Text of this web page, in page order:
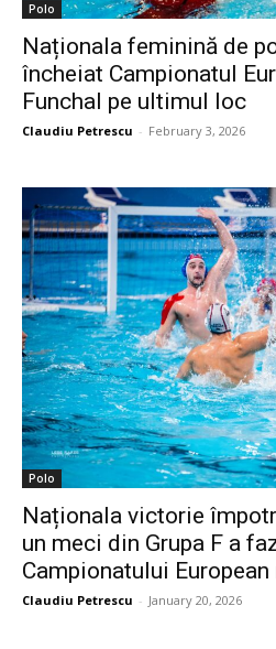
Polo
Naționala feminină de
încheiat Campionatul
Funchal pe ultimul loc
Claudiu Petrescu - February 3, 2026
Polo
Naționala victorie
un meci din Grupa F a
Campionatului
Claudiu Petrescu - January 20, 2026